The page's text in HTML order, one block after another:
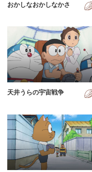
おかしなおかしなかさ
天井うらの宇宙戦争